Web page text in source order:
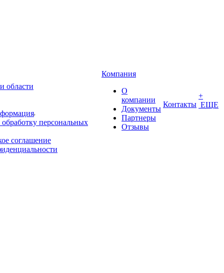
области
персональных
соглашение
Компания
О
компании
Документы
Партнеры
Отзывы
Контакты
+
ЕЩЕ